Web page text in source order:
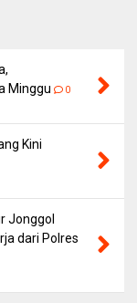
Minggu
0
Kini
Jonggol
dari Polres